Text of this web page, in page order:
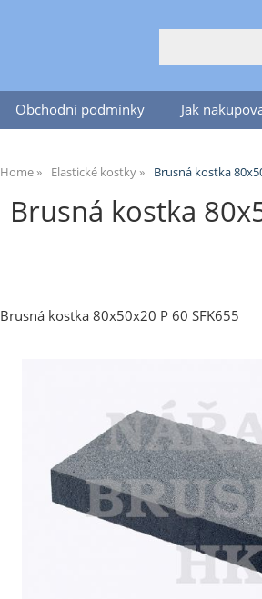
Obchodní podmínky Jak
Home Elastické kostky Brusná kostka
Brusná kostka
Brusná kostka 80x50x20 P 60 SFK655